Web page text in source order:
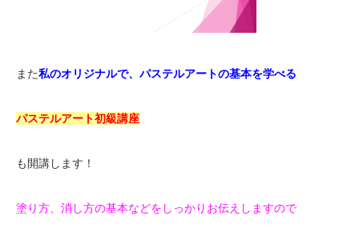
また私のオリジナルで、パステルアートの基本を学べる
パステルアート初級講座
も開講します！
塗り方、消し方の基本などをしっかりお伝えしますので